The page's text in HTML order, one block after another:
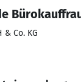
& Co. KG